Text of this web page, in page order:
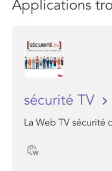
Applications
sécurité TV
La Web TV sécurité